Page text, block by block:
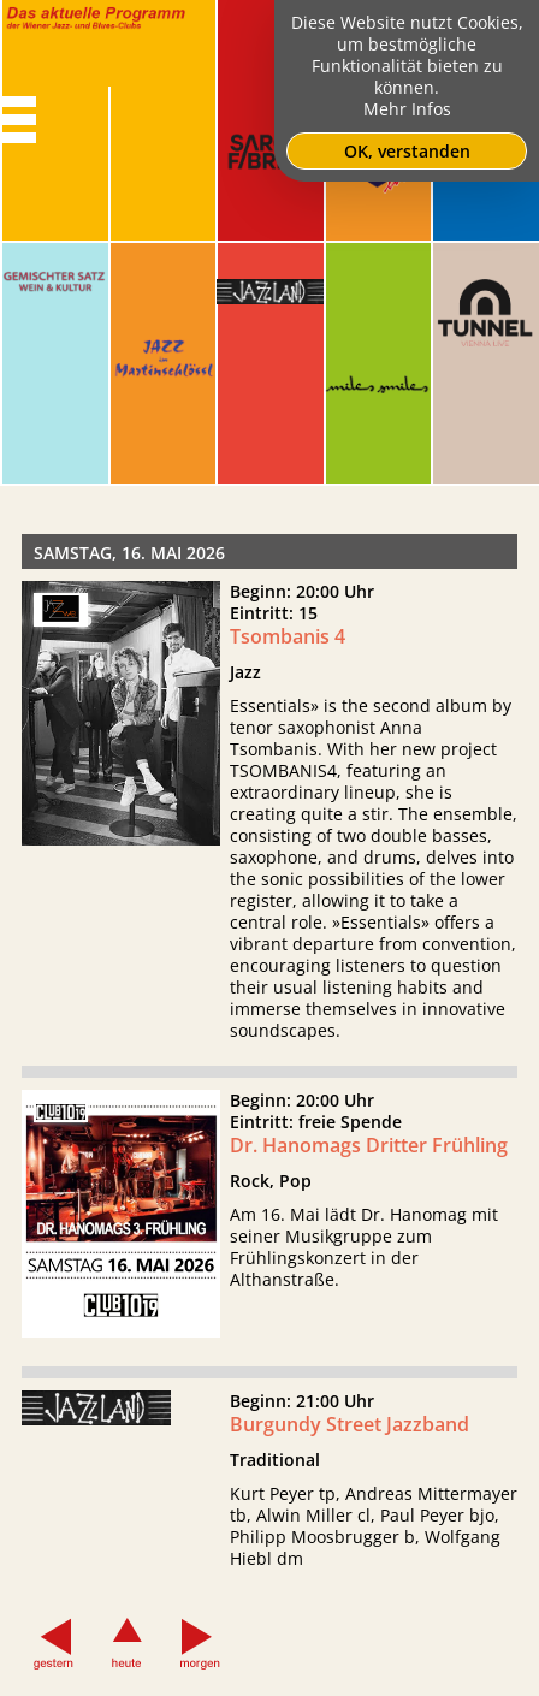
SAMSTAG, 16. MAI 2026
Beginn: 20:00 Uhr
Eintritt: 15
Tsombanis 4
Jazz
Essentials» is the second album by
tenor saxophonist Anna
Tsombanis. With her new project
TSOMBANIS4, featuring an
extraordinary lineup, she is
creating quite a stir. The ensemble,
consisting of two double basses,
saxophone, and drums, delves into
the sonic possibilities of the lower
register, allowing it to take a
central role. »Essentials» offers a
vibrant departure from convention,
encouraging listeners to question
their usual listening habits and
immerse themselves in innovative
soundscapes.
Beginn: 20:00 Uhr
Eintritt: freie Spende
Dr. Hanomags Dritter Frühling
Rock, Pop
Am 16. Mai lädt Dr. Hanomag mit
seiner Musikgruppe zum
Frühlingskonzert in der
Althanstraße.
Beginn: 21:00 Uhr
Burgundy Street Jazzband
Traditional
Kurt Peyer tp, Andreas Mittermayer
tb, Alwin Miller cl, Paul Peyer bjo,
Philipp Moosbrugger b, Wolfgang
Hiebl dm
Diese Website nutzt Cookies,
um bestmögliche
Funktionalität bieten zu
können.
Mehr Infos
OK, verstanden